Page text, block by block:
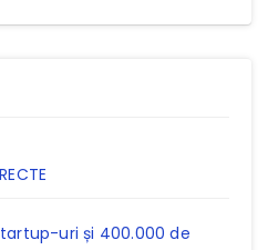
uri și 400.000 de